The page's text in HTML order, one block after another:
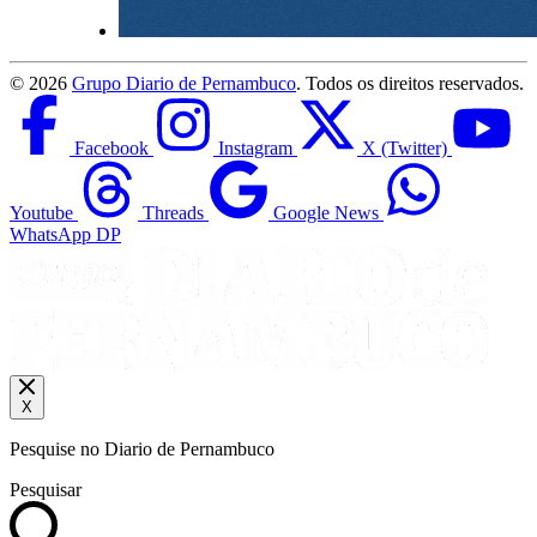
© 2026 Grupo Diario de Pernambuco. Todos os direitos reservados.
Facebook Instagram X (Twitter)
Youtube Threads
Google News
WhatsApp DP
X
Pesquise no Diario de Pernambuco
Pesquisar